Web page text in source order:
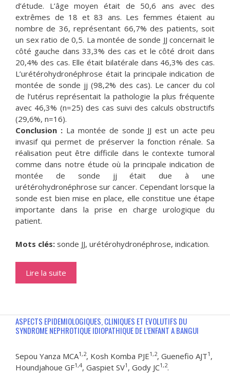
d’étude. L’âge moyen était de 50,6 ans avec des
extrêmes de 18 et 83 ans. Les femmes étaient au
nombre de 36, représentant 66,7% des patients, soit
un sex ratio de 0,5. La montée de sonde JJ concernait le
côté gauche dans 33,3% des cas et le côté droit dans
20,4% des cas. Elle était bilatérale dans 46,3% des cas.
L’urétérohydronéphrose était la principale indication de
montée de sonde jj (98,2% des cas). Le cancer du col
de l’utérus représentait la pathologie la plus fréquente
avec 46,3% (n=25) des cas suivi des calculs obstructifs
(29,6%, n=16).
Conclusion :La montée de sonde JJ est un acte peu
invasif qui permet de préserver la fonction rénale. Sa
réalisation peut être difficile dans le contexte tumoral
comme dans notre étude où la principale indication de
montée de sonde jj était due à une
urétérohydronéphrose sur cancer. Cependant lorsque la
sonde est bien mise en place, elle constitue une étape
importante dans la prise en charge urologique du
patient.
Mots clés: sonde JJ, urétérohydronéphrose, indication.
Lire la suite
ASPECTS EPIDEMIOLOGIQUES, CLINIQUES ET EVOLUTIFS DU
SYNDROME NEPHROTIQUE IDIOPATHIQUE DE L’ENFANT A BANGUI
Sepou Yanza MCA1,2, Kosh Komba PJE1,2, Guenefio AJT1 ,
Houndjahoue GF1,4, Gaspiet SV1 , Gody JC1,2.